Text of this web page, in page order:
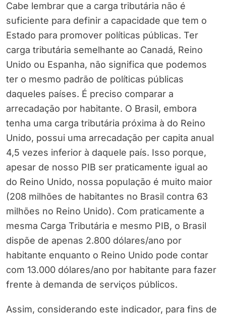
Cabe lembrar que a carga tributária não é
suficiente para definir a capacidade que tem o
Estado para promover políticas públicas. Ter
carga tributária semelhante ao Canadá, Reino
Unido ou Espanha, não significa que podemos
ter o mesmo padrão de políticas públicas
daqueles países. É preciso comparar a
arrecadação por habitante. O Brasil, embora
tenha uma carga tributária próxima à do Reino
Unido, possui uma arrecadação per capita anual
4,5 vezes inferior à daquele país. Isso porque,
apesar de nosso PIB ser praticamente igual ao
do Reino Unido, nossa população é muito maior
(208 milhões de habitantes no Brasil contra 63
milhões no Reino Unido). Com praticamente a
mesma Carga Tributária e mesmo PIB, o Brasil
dispõe de apenas 2.800 dólares/ano por
habitante enquanto o Reino Unido pode contar
com 13.000 dólares/ano por habitante para fazer
frente à demanda de serviços públicos.
Assim, considerando este indicador, para fins de